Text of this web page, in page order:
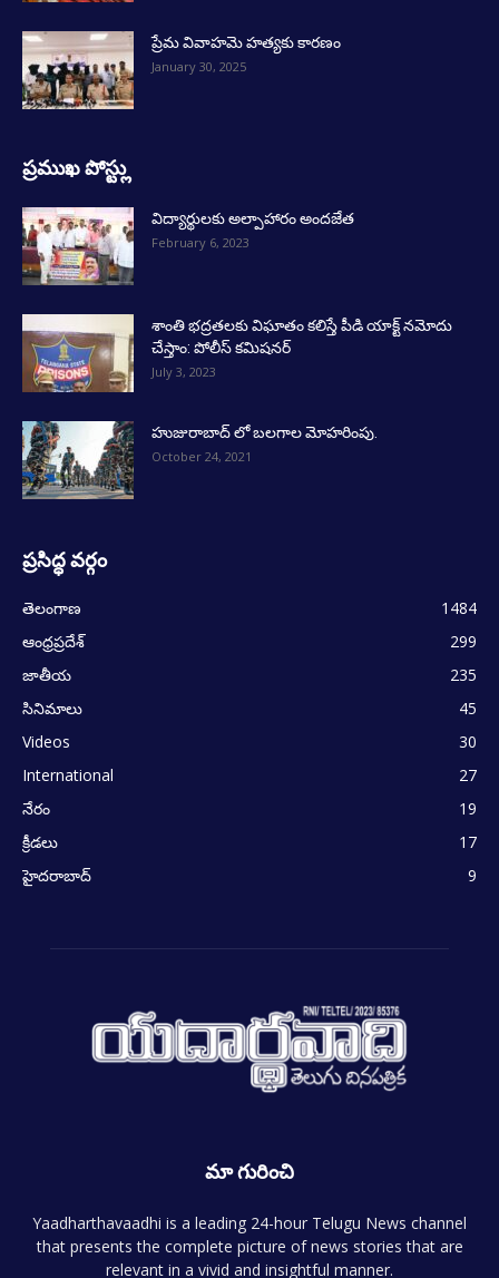
ప్రేమ వివాహమె హత్యకు కారణం
January 30, 2025
ప్రముఖ పోస్ట్లు
విద్యార్థులకు అల్పాహారం అందజేత
February 6, 2023
శాంతి భద్రతలకు విఘాతం కలిస్తే పీడి యాక్ట్ నమోదు
చేస్తాం: పోలీస్ కమిషనర్
July 3, 2023
హుజురాబాద్ లో బలగాల మోహరింపు.
October 24, 2021
ప్రసిద్ధ వర్గం
తెలంగాణ
1484
ఆంధ్రప్రదేశ్
299
జాతీయ
235
సినిమాలు
45
Videos
30
International
27
నేరం
19
క్రీడలు
17
హైదరాబాద్
9
మా గురించి
Yaadharthavaadhi is a leading 24-hour Telugu News channel
that presents the complete picture of news stories that are
relevant in a vivid and insightful manner.